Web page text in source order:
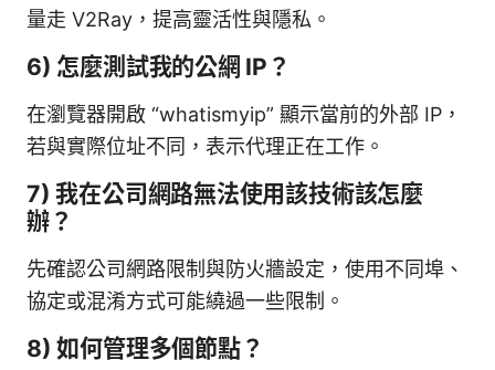
量走 V2Ray，提高靈活性與隱私。
6) 怎麼測試我的公網 IP？
在瀏覽器開啟 “whatismyip” 顯示當前的外部 IP，
若與實際位址不同，表示代理正在工作。
7) 我在公司網路無法使用該技術該怎麼
辦？
先確認公司網路限制與防火牆設定，使用不同埠、
協定或混淆方式可能繞過一些限制。
8) 如何管理多個節點？